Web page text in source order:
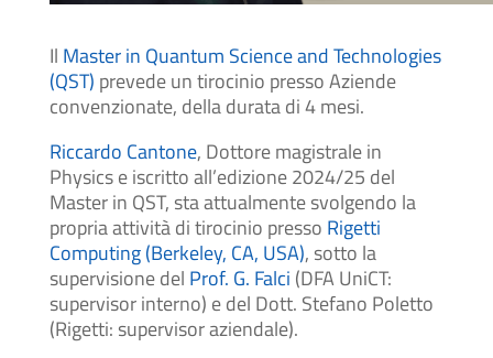
Il Master in Quantum Science and Technologies
(QST) prevede un tirocinio presso Aziende
convenzionate, della durata di 4 mesi.
Riccardo Cantone, Dottore magistrale in
Physics e iscritto all’edizione 2024/25 del
Master in QST, sta attualmente svolgendo la
propria attività di tirocinio presso Rigetti
Computing (Berkeley, CA, USA), sotto la
supervisione del Prof. G. Falci (DFA UniCT:
supervisor interno) e del Dott. Stefano Poletto
(Rigetti: supervisor aziendale).